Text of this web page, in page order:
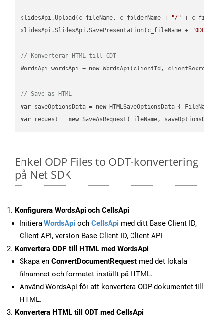
slidesApi.Upload(c_fileName, c_folderName + "/" +
slidesApi.SlidesApi.SavePresentation(c_fileName +
"ODP"
// Konverterar HTML till ODT
WordsApi wordsApi = new WordsApi(clientId, clientSecret);
// Save as HTML
var saveOptionsData = new HTMLSaveOptionsData { FileName
var request = new
Enkel ODP Files to ODT-konvertering
på Net SDK
Konfigurera WordsApi och CellsApi
Initiera WordsApi och CellsApi med ditt Base Client ID,
Client API, version Base Client ID, Client API
Konvertera ODP till HTML med WordsApi
Skapa en ConvertDocumentRequest med det lokala
filnamnet och formatet inställt på HTML.
Använd WordsApi för att konvertera ODP-dokumentet till
HTML.
Konvertera HTML till ODT med CellsApi